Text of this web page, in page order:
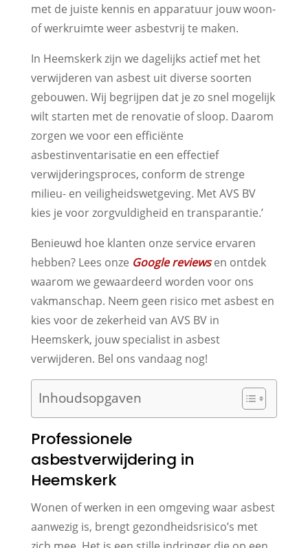
met de juiste kennis en apparatuur jouw woon-
of werkruimte weer asbestvrij te maken.
In Heemskerk zijn we dagelijks actief met het
verwijderen van asbest uit diverse soorten
gebouwen. Wij begrijpen dat je zo snel mogelijk
wilt starten met de renovatie of sloop. Daarom
zorgen we voor een efficiënte
asbestinventarisatie en een effectief
verwijderingsproces, conform de strenge
milieu- en veiligheidswetgeving. Met AVS BV
kies je voor zorgvuldigheid en transparantie.’
Benieuwd hoe klanten onze service ervaren
hebben? Lees onze Google reviewsen ontdek
waarom we gewaardeerd worden voor ons
vakmanschap. Neem geen risico met asbest en
kies voor de zekerheid van AVS BV in
Heemskerk, jouw specialist in asbest
verwijderen. Bel ons vandaag nog!
Inhoudsopgaven
Professionele
asbestverwijdering in
Heemskerk
Wonen of werken in een omgeving waar asbest
aanwezig is, brengt gezondheidsrisico’s met